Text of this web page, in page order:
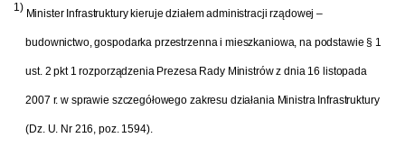
1) Minister Infrastruktury kieruje działem administracji rządowej –
budownictwo, gospodarka przestrzenna i mieszkaniowa, na podstawie § 1
ust. 2 pkt 1 rozporządzenia Prezesa Rady Ministrów z dnia 16 listopada
2007 r. w sprawie szczegółowego zakresu działania Ministra Infrastruktury
(Dz. U. Nr 216, poz. 1594).